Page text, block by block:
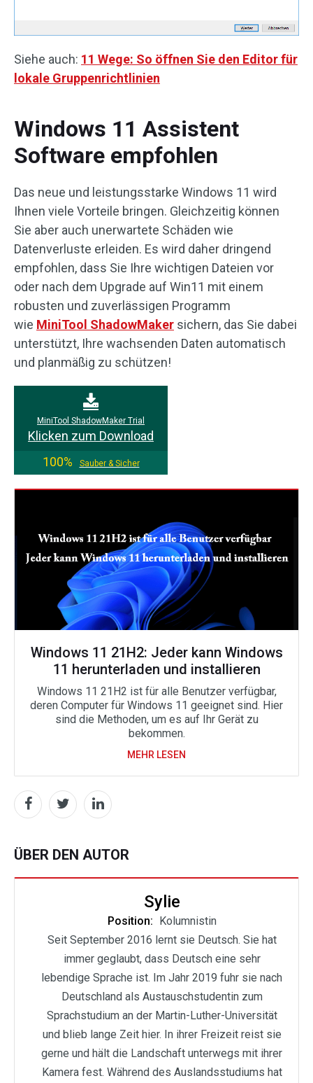
Siehe auch: 11 Wege: So öffnen Sie den Editor für
lokale Gruppenrichtlinien
Windows 11 Assistent
Software empfohlen
Das neue und leistungsstarke Windows 11 wird
Ihnen viele Vorteile bringen. Gleichzeitig können
Sie aber auch unerwartete Schäden wie
Datenverluste erleiden. Es wird daher dringend
empfohlen, dass Sie Ihre wichtigen Dateien vor
oder nach dem Upgrade auf Win11 mit einem
robusten und zuverlässigen Programm
wie MiniTool ShadowMaker sichern, das Sie dabei
unterstützt, Ihre wachsenden Daten automatisch
und planmäßig zu schützen!
MiniTool ShadowMaker Trial
Klicken zum Download
100%
Sauber & Sicher
Windows 11 21H2: Jeder kann Windows
11 herunterladen und installieren
Windows 11 21H2 ist für alle Benutzer verfügbar,
deren Computer für Windows 11 geeignet sind. Hier
sind die Methoden, um es auf Ihr Gerät zu
bekommen.
MEHR LESEN
ÜBER DEN AUTOR
Sylie
Position: Kolumnistin
Seit September 2016 lernt sie Deutsch. Sie hat
immer geglaubt, dass Deutsch eine sehr
lebendige Sprache ist. Im Jahr 2019 fuhr sie nach
Deutschland als Austauschstudentin zum
Sprachstudium an der Martin-Luther-Universität
und blieb lange Zeit hier. In ihrer Freizeit reist sie
gerne und hält die Landschaft unterwegs mit ihrer
Kamera fest. Während des Auslandsstudiums hat